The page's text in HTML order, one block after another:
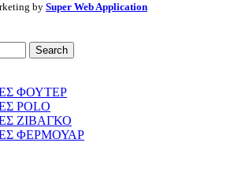
by Super Web Application
Search
ΦΟΥΤΕΡ
POLO
ΖΙΒΑΓΚΟ
ΦΕΡΜΟΥΑΡ